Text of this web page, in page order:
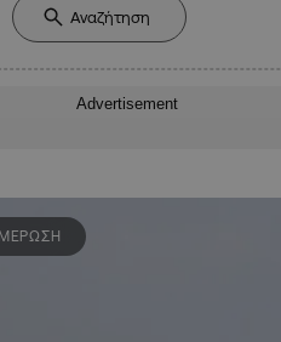
Advertisement